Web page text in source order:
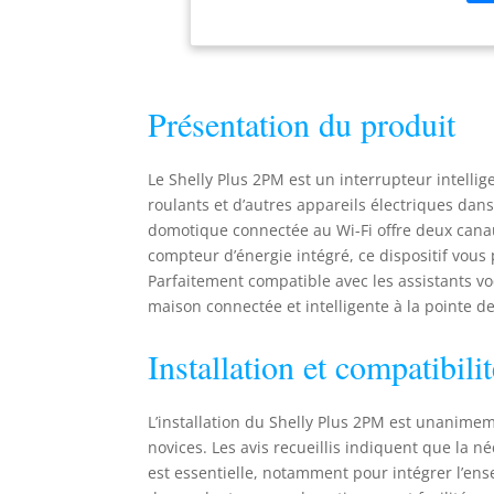
Présentation du produit
Le Shelly Plus 2PM est un interrupteur
roulants et d’autres appareils électriques
domotique connectée au Wi-Fi offre deux
compteur d’énergie intégré, ce dispositif
Parfaitement compatible avec les assistants
maison connectée et intelligente à la pointe
Installation et
L’installation du Shelly Plus 2PM est
novices. Les avis recueillis indiquent que la
est essentielle, notamment pour intégrer